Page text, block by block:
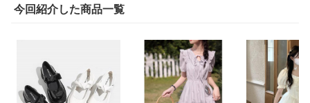
今回紹介した商品一覧